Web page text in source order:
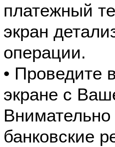
платежный
экран
операции.
• Проведите
экране с
банковские